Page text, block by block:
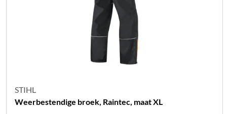
STIHL
Weerbestendige broek, Raintec, maat XL